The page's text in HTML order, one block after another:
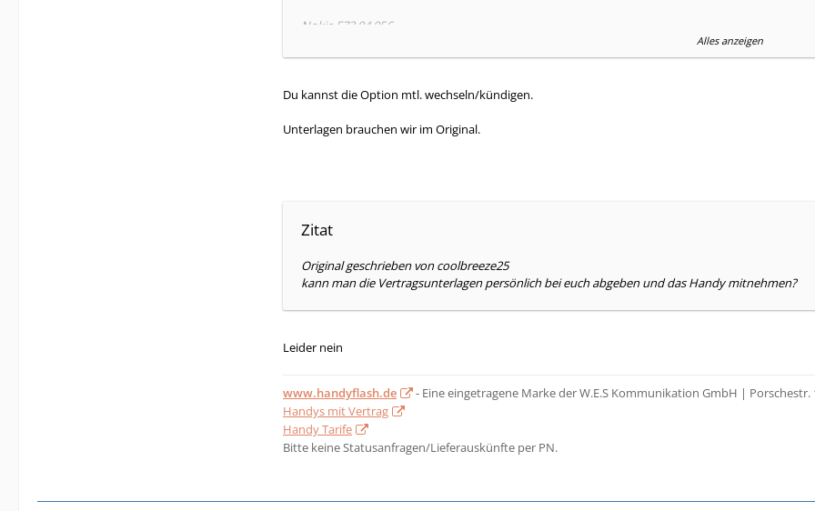
Nokia E72 94,95€
_______________________________
Alles anzeigen
Du kannst die Option mtl. wechseln/kündigen.
Unterlagen brauchen wir im Original.
Zitat
Original geschrieben von coolbreeze25
kann man die Vertragsunterlagen persönlich bei euch abgeben und das Handy mitnehmen?
Leider nein
www.handyflash.de
- Eine eingetragene Marke der W.E.S Kommunikation GmbH |
Handys mit Vertrag
Handy Tarife
Bitte keine Statusanfragen/Lieferauskünfte per PN.